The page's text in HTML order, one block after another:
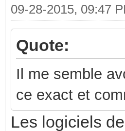
09-28-2015, 09:47
Quote:
Il me semble
ce exact et
Les logiciels